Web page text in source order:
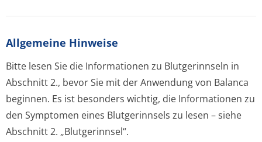
Allgemeine Hinweise
Bitte lesen Sie die Informationen zu Blutgerinnseln in
Abschnitt 2., bevor Sie mit der Anwendung von Balanca
beginnen. Es ist besonders wichtig, die Informationen zu
den Symptomen eines Blutgerinnsels zu lesen – siehe
Abschnitt 2. „Blutgerinnsel“.